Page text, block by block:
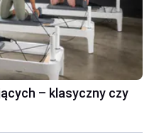
– klasyczny czy